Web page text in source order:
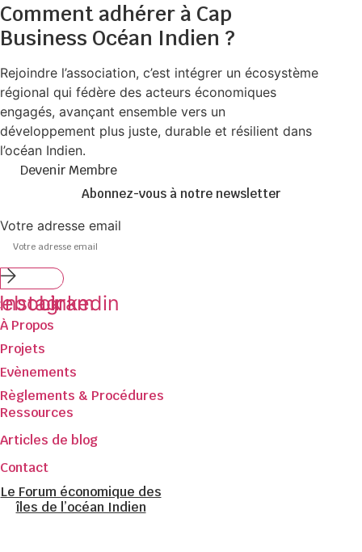
Comment adhérer à Cap
Business Océan Indien ?
Rejoindre l’association, c’est intégrer un écosystème
régional qui fédère des acteurs économiques
engagés, avançant ensemble vers un
développement plus juste, durable et résilient dans
l’océan Indien.
Devenir Membre
Abonnez-vous à notre newsletter
Votre adresse email
Submit
Linkedin
À Propos
Projets
Evènements
Règlements & Procédures
Ressources
Articles de blog
Contact
Le Forum économique des
îles de l’océan Indien